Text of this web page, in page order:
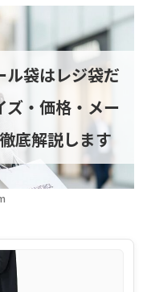
ル袋はレジ袋だ
ズ・価格・メー
底解説します